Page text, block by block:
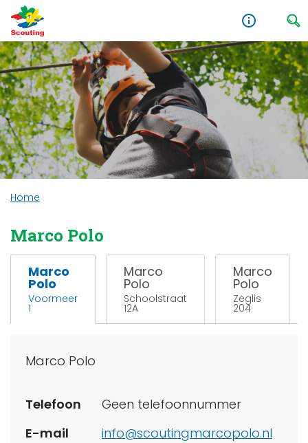
Home
Marco Polo
Marco
Polo
Voormeer
1
Marco
Polo
Schoolstraat
12A
Marco
Polo
Zeglis
204
Marco Polo
Telefoon
Geen telefoonnummer
E-mail
info@scoutingmarcopolo.nl